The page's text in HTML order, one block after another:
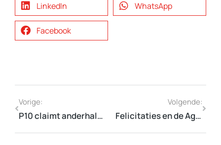
LinkedIn WhatsApp
Facebook
Vorige:
P10 claimt anderhalf miljard voor Agenda Platteland
Volgende:
Felicitaties en de Agenda Platteland voor de leden van de Tweede Kamer